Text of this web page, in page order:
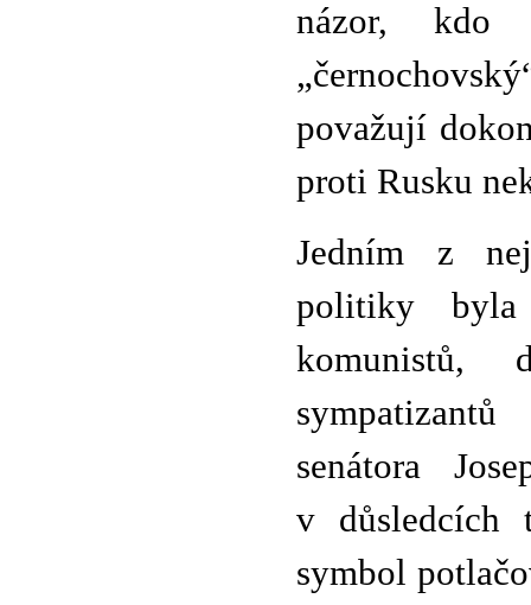
názor, kdo
považují
proti Rusku
Jedním z
politiky byla
komunistů,
senátora
v důsledcích
symbol